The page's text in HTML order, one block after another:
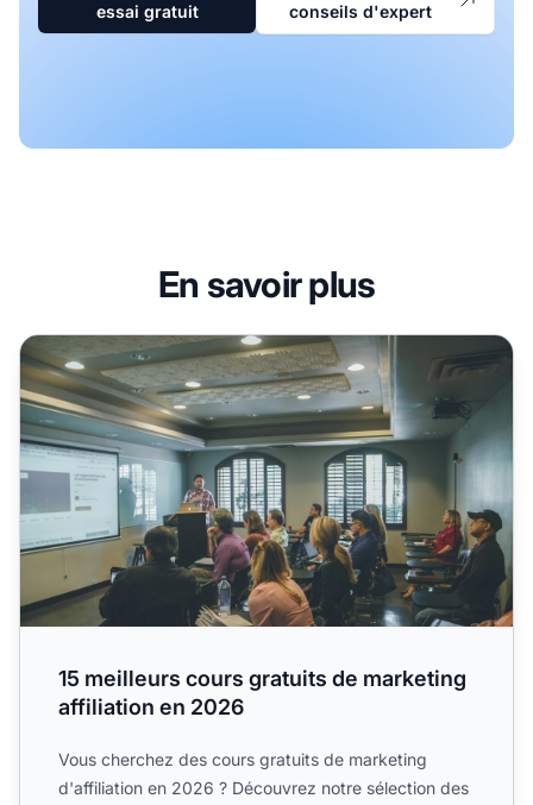
essai gratuit
conseils d'expert
En savoir plus
15 meilleurs cours gratuits de marketing affiliation en 2026
15 meilleurs cours gratuits de marketing
affiliation en 2026
Vous cherchez des cours gratuits de marketing
d'affiliation en 2026 ? Découvrez notre sélection des